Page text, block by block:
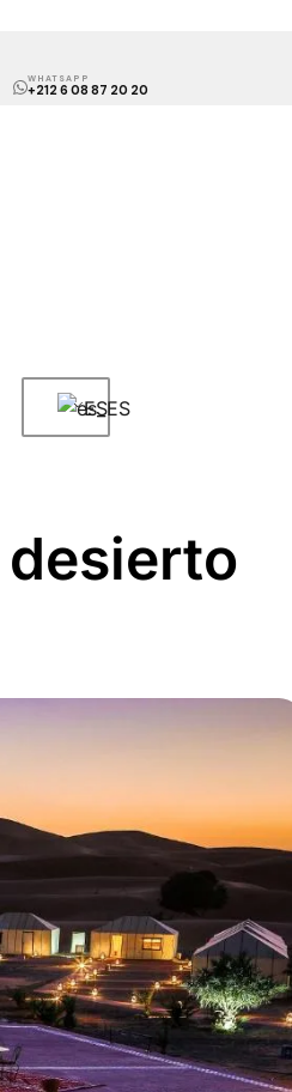
WHATSAPP
+212 6 08 87 20 20
ES